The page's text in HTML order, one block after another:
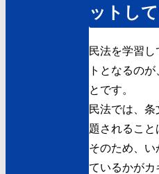
ットし
民法を学習
トとなるのが
とです。
民法では、
題されること
そのため、い
ているかがカ